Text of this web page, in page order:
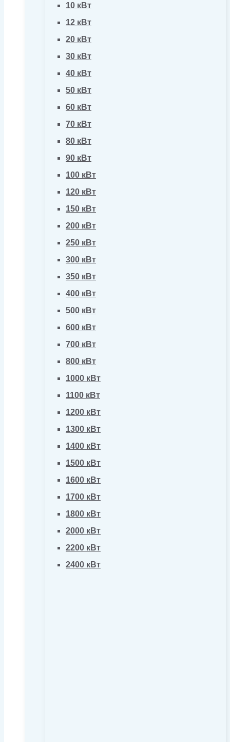
10 кВт
12 кВт
20 кВт
30 кВт
40 кВт
50 кВт
60 кВт
70 кВт
80 кВт
90 кВт
100 кВт
120 кВт
150 кВт
200 кВт
250 кВт
300 кВт
350 кВт
400 кВт
500 кВт
600 кВт
700 кВт
800 кВт
1000 кВт
1100 кВт
1200 кВт
1300 кВт
1400 кВт
1500 кВт
1600 кВт
1700 кВт
1800 кВт
2000 кВт
2200 кВт
2400 кВт